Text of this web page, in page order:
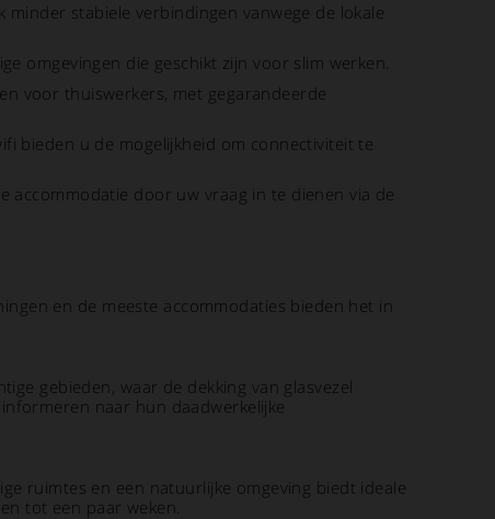
stabiele verbindingen vanwege de lokale
omgevingen die geschikt zijn voor slim werken.
voor thuiswerkers, met gegarandeerde
bieden u de mogelijkheid om connectiviteit te
accommodatie door uw vraag in te dienen via de
en de meeste accommodaties bieden het in
gebieden, waar de dekking van glasvezel
naar hun daadwerkelijke
ruimtes en een natuurlijke omgeving biedt ideale
tot een paar weken.